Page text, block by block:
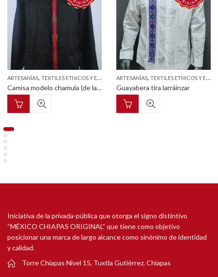
ARTESANÍAS, TEXTILES ETNICOS Y ESTILIZADOS
Camisa modelo chamula (de la línea destreza y seducción)
ARTESANÍAS, TEXTILES ETNICOS Y ESTILIZADOS
Guayabera tira larráinzar
Iniciativa de la privada-pública que otorga el signo distintivo
“MÉXICO CHIAPAS ORIGINAL” que tiene como objetivo
posicionar una marca de largo alcance como sinónimo de identidad
y calidad.
Torre Chiapas Nivel 15, Tuxtla Gutiérrez, Chiapas